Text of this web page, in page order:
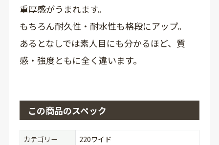
重厚感がうまれます。
もちろん耐久性・耐水性も格段にアップ。
あるとなしでは素人目にも分かるほど、質
感・強度ともに全く違います。
この商品のスペック
カテゴリー
220ワイド